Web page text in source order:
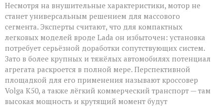
Несмотря на внушительные характеристики, мотор не
станет универсальным решением для массового
сегмента. Эксперты считают, что для компактных
легковых моделей вроде Lada он избыточен: установка
потребует серьёзной доработки сопутствующих систем.
Зато в более крупных и тяжёлых автомобилях потенциал
агрегата раскроется в полной мере. Перспективной
площадкой для его применения называют кроссовер
Volga К50, а также лёгкий коммерческий транспорт — там
высокая мощность и крутящий момент будут